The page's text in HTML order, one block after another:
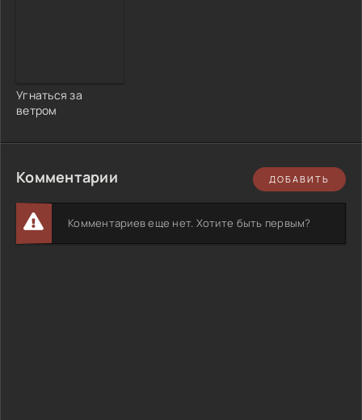
Угнаться за
ветром
Комментарии ДОБАВИТЬ
Комментариев еще нет. Хотите быть первым?